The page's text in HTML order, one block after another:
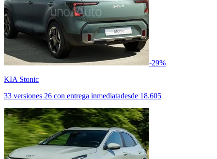
-29%
KIA Stonic
33 versiones 26 con entrega inmediatadesde 18.605